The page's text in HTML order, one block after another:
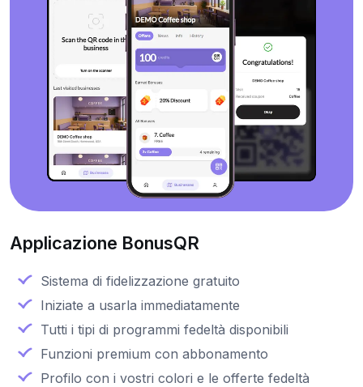
Applicazione BonusQR
Sistema di fidelizzazione gratuito
Iniziate a usarla immediatamente
Tutti i tipi di programmi fedeltà disponibili
Funzioni premium con abbonamento
Profilo con i vostri colori e le offerte fedeltà